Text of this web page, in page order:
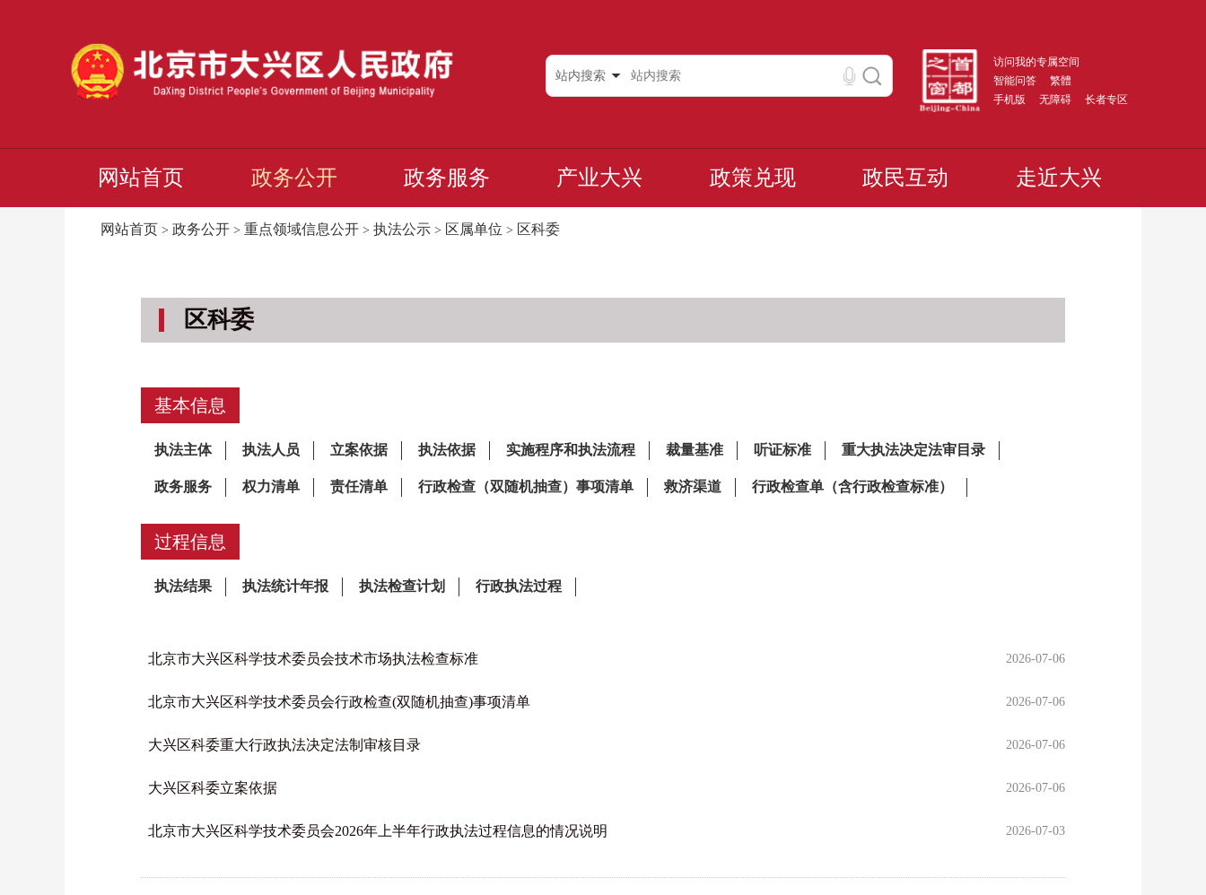
访问我的专属空间
智能问答
繁體
手机版
无障碍 长者专区
站内搜索
网站首页 政务公开 政务服务 产业大兴 政策兑现 政民互动 走近大兴
网站首页 > 政务公开 > 重点领域信息公开 > 执法公示 > 区属单位 > 区科委
区科委
基本信息
过程信息
北京市大兴区科学技术委员会技术市场执法检查标准 2026-07-06
北京市大兴区科学技术委员会行政检查(双随机抽查)事项清单 2026-07-06
大兴区科委重大行政执法决定法制审核目录 2026-07-06
大兴区科委立案依据 2026-07-06
北京市大兴区科学技术委员会2026年上半年行政执法过程信息的情况说明 2026-07-03